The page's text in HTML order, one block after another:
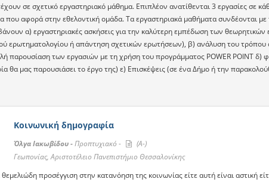
σε σχετικό εργαστηριακό μάθημα. Επιπλέον ανατίθενται 3 εργασίες σε
που αφορά στην εθελοντική ομάδα. Τα εργαστηριακά μαθήματα συνδέονται με
α) εργαστηριακές ασκήσεις για την καλύτερη εμπέδωση των
ερωτηματολογίου ή απάντηση σχετικών ερωτήσεων), β) ανάλυση του
παρουσίαση των εργασιών με τη χρήση του προγράμματος POWER POINT δ)
θα μας παρουσιάσει το έργο της) ε) Επισκέψεις (σε ένα Δήμο ή την
Κοινωνική δημογραφία
Όλγα Ιακωβίδου -Προπτυχιακό -
(A-)
Γεωπονίας, Αριστοτέλειο Πανεπιστήμιο Θεσσαλονίκης
προσέγγιση στην κατανόηση της κοινωνίας είτε αυτή είναι αστική